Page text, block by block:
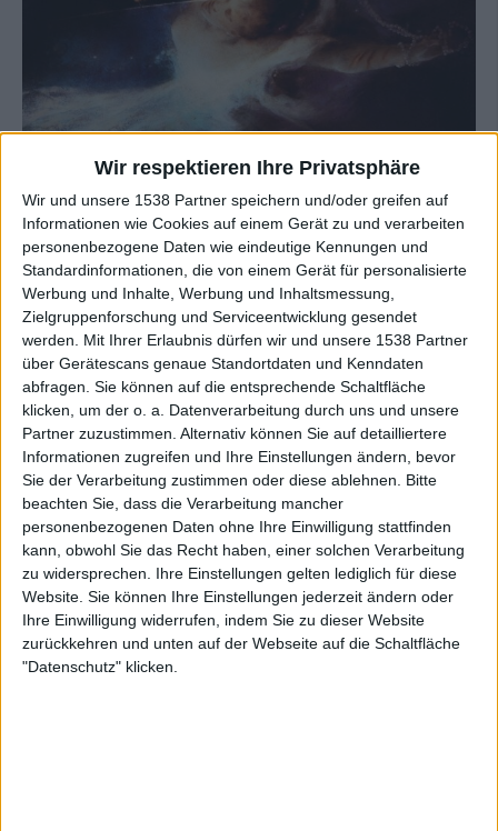
Wir respektieren Ihre Privatsphäre
Wir und unsere 1538 Partner speichern und/oder greifen auf
Informationen wie Cookies auf einem Gerät zu und verarbeiten
personenbezogene Daten wie eindeutige Kennungen und
Standardinformationen, die von einem Gerät für personalisierte
Werbung und Inhalte, Werbung und Inhaltsmessung,
Zielgruppenforschung und Serviceentwicklung gesendet
werden.
Mit Ihrer Erlaubnis dürfen wir und unsere 1538 Partner
über Gerätescans genaue Standortdaten und Kenndaten
abfragen. Sie können auf die entsprechende Schaltfläche
klicken, um der o. a. Datenverarbeitung durch uns und unsere
Partner zuzustimmen. Alternativ können Sie auf detailliertere
Informationen zugreifen und Ihre Einstellungen ändern, bevor
Sie der Verarbeitung zustimmen oder diese ablehnen.
Bitte
beachten Sie, dass die Verarbeitung mancher
personenbezogenen Daten ohne Ihre Einwilligung stattfinden
kann, obwohl Sie das Recht haben, einer solchen Verarbeitung
zu widersprechen. Ihre Einstellungen gelten lediglich für diese
Website. Sie können Ihre Einstellungen jederzeit ändern oder
Ihre Einwilligung widerrufen, indem Sie zu dieser Website
zurückkehren und unten auf der Webseite auf die Schaltfläche
"Datenschutz" klicken.
Tracklisting:
1. Disciple
2.The Oracle
3. Summon Her
4.Initiatrix
5. Darkwater
6. Serpent
7. Lucifera
8. Scythian